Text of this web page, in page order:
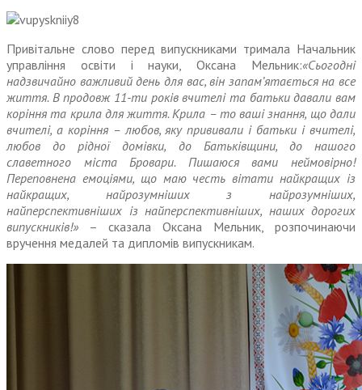
Привітальне слово перед випускниками тримала Начальник
управління освіти і науки, Оксана Мельник:«Сьогодні
надзвичайно важливий день для вас, він запам’ятається на все
життя. В продовж 11-ти років вчителі та батьки давали вам
коріння та крила для життя. Крила – то ваші знання, що дали
вчителі, а коріння – любов, яку прививали і батьки і вчителі,
любов до рідної домівки, до Батьківщини, до нашого
славетного міста Бровари. Пишаюся вами неймовірно!
Переповнена емоціями, що маю честь вітати найкращих із
найкращих, найрозумніших з найрозумніших,
найперспективніших із найперспективніших, наших дорогих
випускників!» – сказала Оксана Мельник, розпочинаючи
вручення медалей та дипломів випускникам.